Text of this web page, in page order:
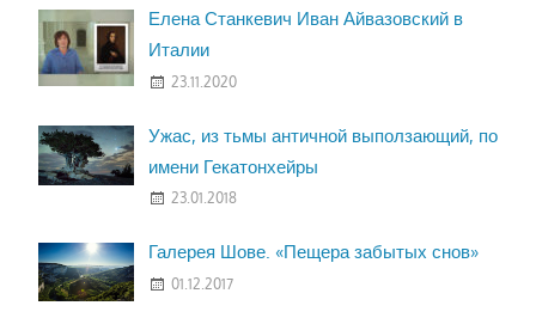
Елена Станкевич Иван Айвазовский в
Италии
23.11.2020
Ужас, из тьмы античной выползающий, по
имени Гекатонхейры
23.01.2018
Галерея Шове. «Пещера забытых снов»
01.12.2017